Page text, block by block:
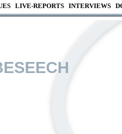
LIVE-REPORTS INTERVIEWS